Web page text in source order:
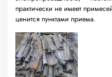
практически не имеет
ценится пунктами приема.